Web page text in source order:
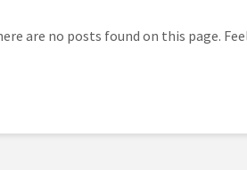
are no posts found on this page.